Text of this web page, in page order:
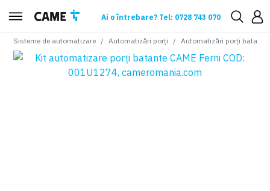
Ai o întrebare? Tel: 0728 743 070
Sisteme de automatizare Automatizări porți Automatizări porți batante